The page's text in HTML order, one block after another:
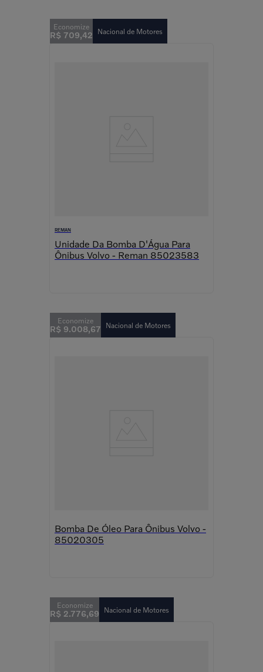
R$ 709,42 Nacional de Motores
REMAN
Unidade Da Bomba D'Água Para
Ônibus Volvo - Reman 85023583
R$ 9.008,67 Nacional de Motores
Bomba De Óleo Para Ônibus Volvo -
85020305
R$ 2.776,69 Nacional de Motores